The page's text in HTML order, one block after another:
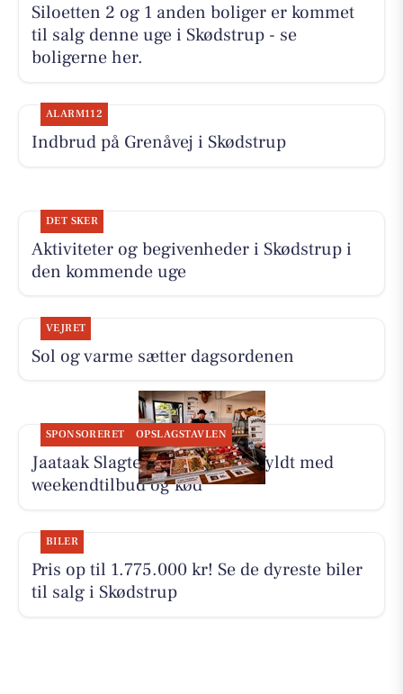
Siloetten 2 og 1 anden boliger er kommet
til salg denne uge i Skødstrup - se
boligerne her.
ALARM112
Indbrud på Grenåvej i Skødstrup
DET SKER
Aktiviteter og begivenheder i Skødstrup i
den kommende uge
VEJRET
Sol og varme sætter dagsordenen
SPONSORERET OPSLAGSTAVLEN
Jaataak Slagteren har disken fyldt med
weekendtilbud og kød
BILER
Pris op til 1.775.000 kr! Se de dyreste biler
til salg i Skødstrup